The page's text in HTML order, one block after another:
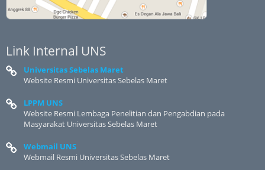
Link Internal UNS
Universitas Sebelas Maret
Website Resmi Universitas Sebelas Maret
LPPM UNS
Website Resmi Lembaga Penelitian dan Pengabdian pada
Masyarakat Universitas Sebelas Maret
Webmail UNS
Webmail Resmi Universitas Sebelas Maret